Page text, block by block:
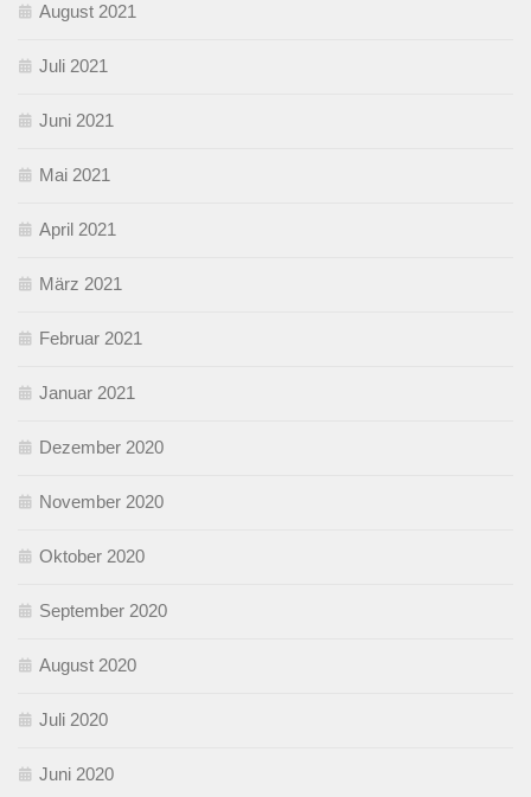
August 2021
Juli 2021
Juni 2021
Mai 2021
April 2021
März 2021
Februar 2021
Januar 2021
Dezember 2020
November 2020
Oktober 2020
September 2020
August 2020
Juli 2020
Juni 2020